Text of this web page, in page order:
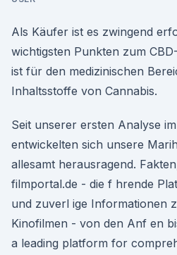
Als Käufer ist es zwingend
wichtigsten Punkten zum
ist für den medizinischen
Inhaltsstoffe von Cannabis.
Seit unserer ersten Analyse
entwickelten sich unsere
allesamt herausragend.
filmportal.de - die f hrende
und zuverl ige Informationen
Kinofilmen - von den Anf en
a leading platform for